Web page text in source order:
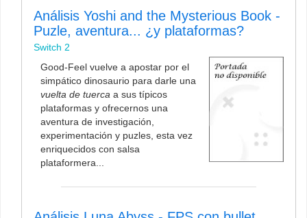
Análisis Yoshi and the Mysterious Book -
Puzle, aventura... ¿y plataformas?
Switch 2
Good-Feel vuelve a apostar por el
simpático dinosaurio para darle una
vuelta de tuerca a sus típicos
plataformas y ofrecernos una
aventura de investigación,
experimentación y puzles, esta vez
enriquecidos con salsa
plataformera...